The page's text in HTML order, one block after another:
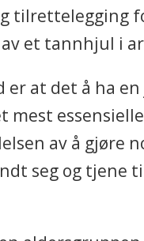
tilrettelegging
et tannhjul i
er at det å ha
mest
av å gjøre
seg og tjene